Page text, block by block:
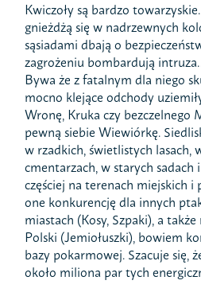
Kwiczoły są bardzo
gnieżdżą się w nadrzewnych
sąsiadami dbają o
zagrożeniu bombardują
Bywa że z fatalnym dla niego
mocno klejące odchody
Wronę, Kruka czy bezczelnego
pewną siebie Wiewiórkę.
w rzadkich, świetlistych lasach,
cmentarzach, w starych sadach
częściej na terenach miejskich i
one konkurencję dla innych
miastach (Kosy, Szpaki), a
Polski (Jemiołuszki), bowiem
bazy pokarmowej. Szacuje się,
około miliona par tych